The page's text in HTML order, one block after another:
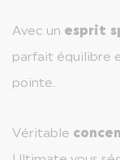
Avec un esprit
parfait équilibre
pointe.
Véritable